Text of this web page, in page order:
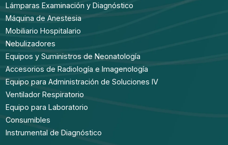
Lámparas Examinación y Diagnóstico
Máquina de Anestesia
Mobiliario Hospitalario
Nebulizadores
Equipos y Suministros de Neonatología
Accesorios de Radiología e Imagenología
Equipo para Administración de Soluciones IV
Ventilador Respiratorio
Equipo para Laboratorio
Consumibles
Instrumental de Diagnóstico